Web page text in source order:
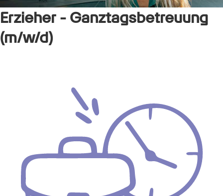
Erzieher - Ganztagsbetreuung
(m/w/d)